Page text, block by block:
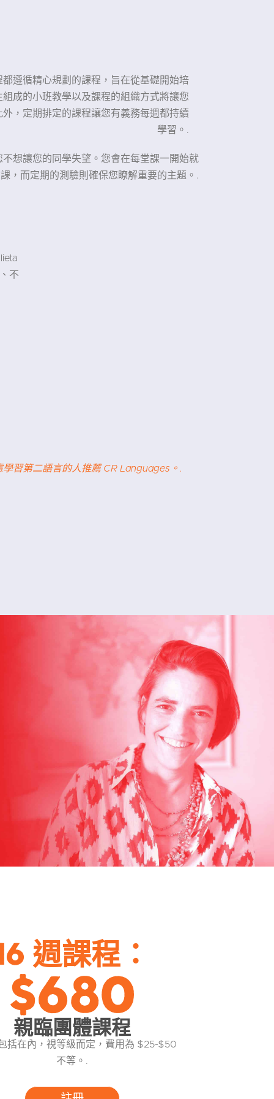
遵循精心規劃的課程，旨在從基礎開始培
成的小班教學以及課程的組織方式將讓您
，定期排定的課程讓您有義務每週都持續
學習。.
想讓您的同學失望。您會在每堂課一開始就
，而定期的測驗則確保您瞭解重要的主題。.
不
習第二語言的人推薦 CR Languages。.
週課程：
$680
親臨團體課程
括在內，視等級而定，費用為 $25-$50
不等。.